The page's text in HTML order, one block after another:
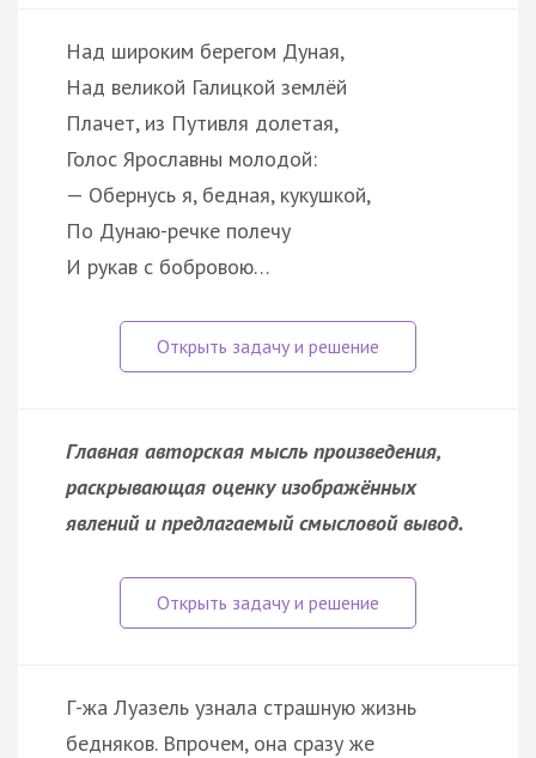
Над широким берегом Дуная,
Над великой Галицкой землёй
Плачет, из Путивля долетая,
Голос Ярославны молодой:
— Обернусь я, бедная, кукушкой,
По Дунаю-речке полечу
И рукав с бобровою…
Главная авторская мысль произведения,
раскрывающая оценку изображённых
явлений и предлагаемый смысловой вывод.
Г-жа Луазель узнала страшную жизнь
бедняков. Впрочем, она сразу же